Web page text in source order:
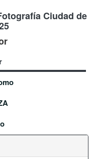
Ciudad de